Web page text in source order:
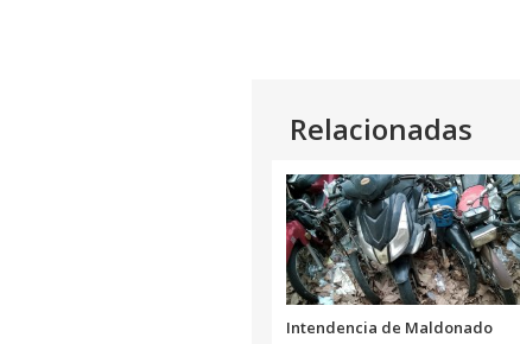
Relacionadas
Intendencia de Maldonado